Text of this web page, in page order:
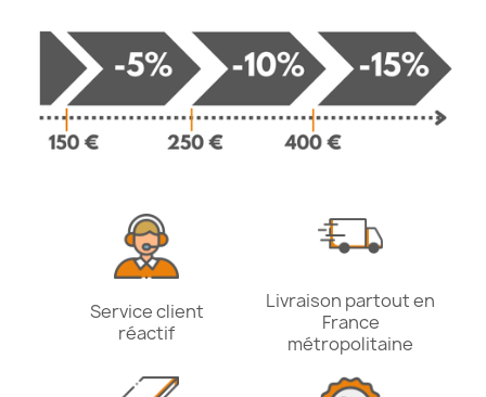
Service client
réactif
Livraison partout en
France
métropolitaine